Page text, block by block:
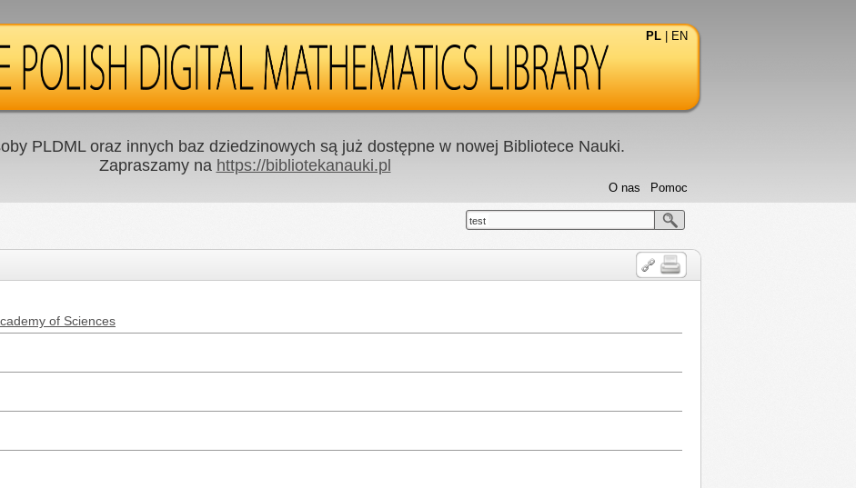
PL EN
PLDML oraz innych baz dziedzinowych są już dostępne w nowej Bibliotece Nauki.
Zapraszamy na https://bibliotekanauki.pl
Pomoc
O nas
test
of Sciences